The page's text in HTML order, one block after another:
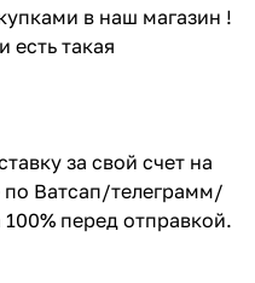
в наш магазин !
есть такая
за свой счет на
по Ватсап/телеграмм/
перед отправкой.